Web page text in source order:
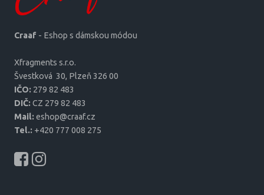
Craaf - Eshop s dámskou módou
Xfragments s.r.o.
Šves­tková 30, Plzeň 326 00
IČO: 279 82 483
DIČ: CZ 279 82 483
Mail: eshop@craaf.cz
Tel.: +420 777 008 275